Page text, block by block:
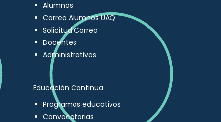
Alumnos
Correo Alumnos UAQ
Solicitud Correo
Docentes
Administrativos
Educación Continua
Programas educativos
Convocatorias